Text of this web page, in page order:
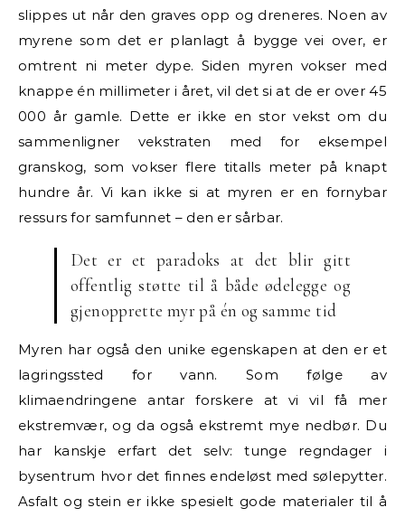
slippes ut når den graves opp og dreneres. Noen av
myrene som det er planlagt å bygge vei over, er
omtrent ni meter dype. Siden myren vokser med
knappe én millimeter i året, vil det si at de er over 45
000 år gamle. Dette er ikke en stor vekst om du
sammenligner vekstraten med for eksempel
granskog, som vokser flere titalls meter på knapt
hundre år. Vi kan ikke si at myren er en fornybar
ressurs for samfunnet – den er sårbar.
Det er et paradoks at det blir gitt
offentlig støtte til å både ødelegge og
gjenopprette myr på én og samme tid
Myren har også den unike egenskapen at den er et
lagringssted for vann. Som følge av
klimaendringene antar forskere at vi vil få mer
ekstremvær, og da også ekstremt mye nedbør. Du
har kanskje erfart det selv: tunge regndager i
bysentrum hvor det finnes endeløst med sølepytter.
Asfalt og stein er ikke spesielt gode materialer til å